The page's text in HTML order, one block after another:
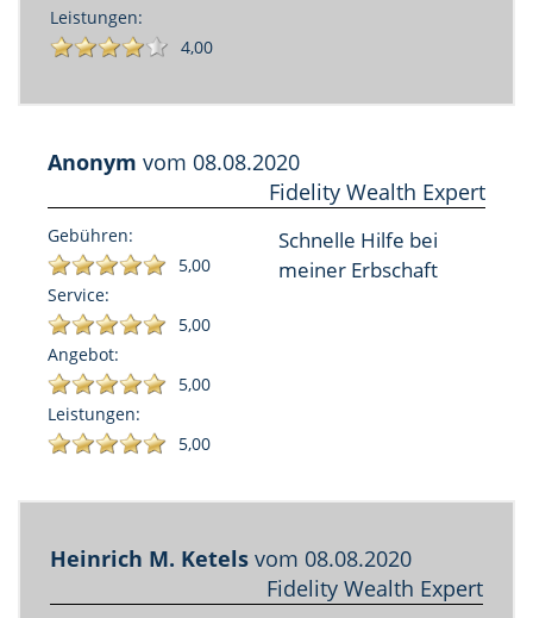
Leistungen:
4,00
Anonym vom 08.08.2020
Fidelity Wealth Expert
Gebühren:
5,00
Service:
5,00
Angebot:
5,00
Leistungen:
5,00
Schnelle Hilfe bei
meiner Erbschaft
Heinrich M. Ketels vom 08.08.2020
Fidelity Wealth Expert